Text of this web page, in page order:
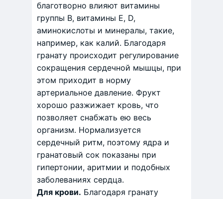
благотворно влияют витамины
группы В, витамины Е, D,
аминокислоты и минералы, такие,
например, как калий. Благодаря
гранату происходит регулирование
сокращения сердечной мышцы, при
этом приходит в норму
артериальное давление. Фрукт
хорошо разжижает кровь, что
позволяет снабжать ею весь
организм. Нормализуется
сердечный ритм, поэтому ядра и
гранатовый сок показаны при
гипертонии, аритмии и подобных
заболеваниях сердца.
Для крови. Благодаря гранату